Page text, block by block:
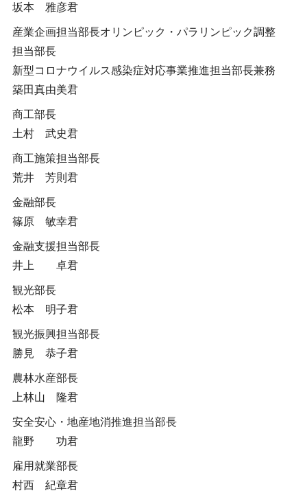
坂本 雅彦君
産業企画担当部長オリンピック・パラリンピック調整
担当部長
新型コロナウイルス感染症対応事業推進担当部長兼務
築田真由美君
商工部長
土村 武史君
商工施策担当部長
荒井 芳則君
金融部長
篠原 敏幸君
金融支援担当部長
井上 卓君
観光部長
松本 明子君
観光振興担当部長
勝見 恭子君
農林水産部長
上林山 隆君
安全安心・地産地消推進担当部長
龍野 功君
雇用就業部長
村西 紀章君